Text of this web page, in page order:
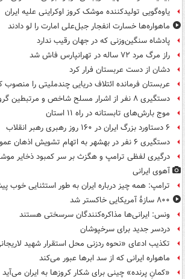
یاوه‌گویی تولیدکننده موشک کروز اوکراینی علیه ایران
ماهواره‌ها خسارت انفجار جبل‌علی امارت را لو دادند
پادشاه سنگین‌وزنی که در جهان رقیب ندارد
راز مرگ مرد ۷۲ ساله در تهرانپارس فاش شد
دشان از دست عربستان فرار کرد
عربستان فرمانده ائتلاف دریایی چندملیتی را منصوب
دستگیری ۸ نفر از اشرار مسلح شاخص و مرتبطین گروهک های تروریستی
موج بارش‌های تابستانه در راه ۱۱ استان
۶ دستاورد بزرگ ایران در ۱۶۰ روز رهبری رهبر انقلاب
دستگیری ۶ نفر در بهشهر به اتهام تشویش اذهان عمومی
درگیری لفظی ترامپ و هگزث بر سر کمبود ذخایر
آهوی ایرانی
ترامپ: همه چیز درباره ایران به طور استثنایی خوب
۸۰۰ سازۀ آمریکایی خاکستر شد
ونس: ایرانی‌ها مذاکره‌کنندگان سرسختی هستند
دردسر جدید برای سرخپوشان
تکذیب ادعای «نحوه ردزنی محل استقرار شهید
ماهواره ایرانی که از سد ابرها عبور می‌کند
«کمانِ پرنده» چینی برای شکار کروزها به ایران می‌آید